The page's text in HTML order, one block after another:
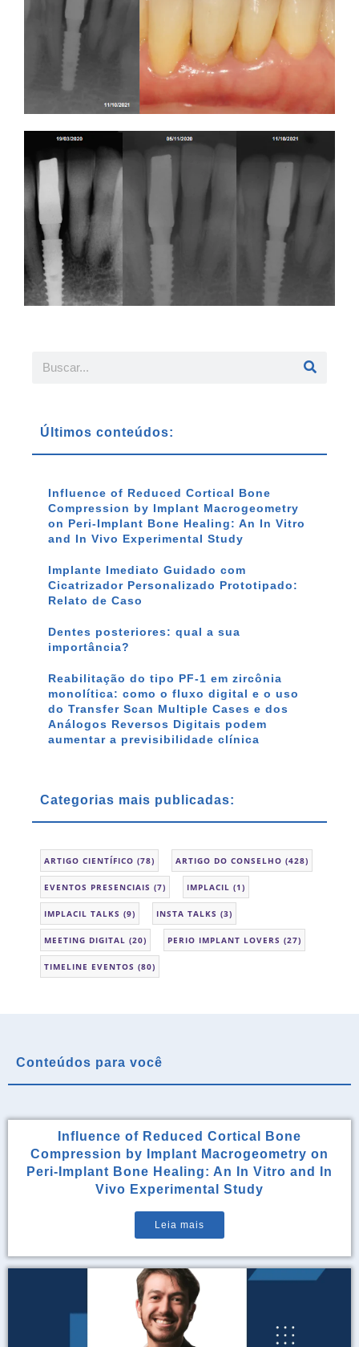
Últimos conteúdos:
Influence of Reduced Cortical Bone
Compression by Implant Macrogeometry
on Peri-Implant Bone Healing: An In Vitro
and In Vivo Experimental Study
Implante Imediato Guidado com
Cicatrizador Personalizado Prototipado:
Relato de Caso
Dentes posteriores: qual a sua
importância?
Reabilitação do tipo PF-1 em zircônia
monolítica: como o fluxo digital e o uso
do Transfer Scan Multiple Cases e dos
Análogos Reversos Digitais podem
aumentar a previsibilidade clínica
Categorias mais publicadas:
ARTIGO CIENTÍFICO (78) ARTIGO DO CONSELHO (428)
EVENTOS PRESENCIAIS (7) IMPLACIL (1)
IMPLACIL TALKS (9) INSTA TALKS (3)
MEETING DIGITAL (20) PERIO IMPLANT LOVERS (27)
TIMELINE EVENTOS (80)
Conteúdos para você
Influence of Reduced Cortical Bone
Compression by Implant Macrogeometry on
Peri-Implant Bone Healing: An In Vitro and In
Vivo Experimental Study
Leia mais